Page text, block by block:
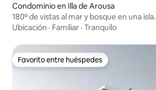
Condominio en Illa de Arousa
180º de vistas al mar y bosque en una isla.
Ubicación · Familiar · Tranquilo
Favorito entre huéspedes
Favorito entre huéspedes